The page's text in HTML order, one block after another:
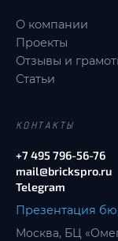
О компании
Проекты
Отзывы и
Статьи
КОНТАКТЫ
+7 495 796-56-76
mail@brickspro.ru
Telegram
Презентация
Москва, БЦ